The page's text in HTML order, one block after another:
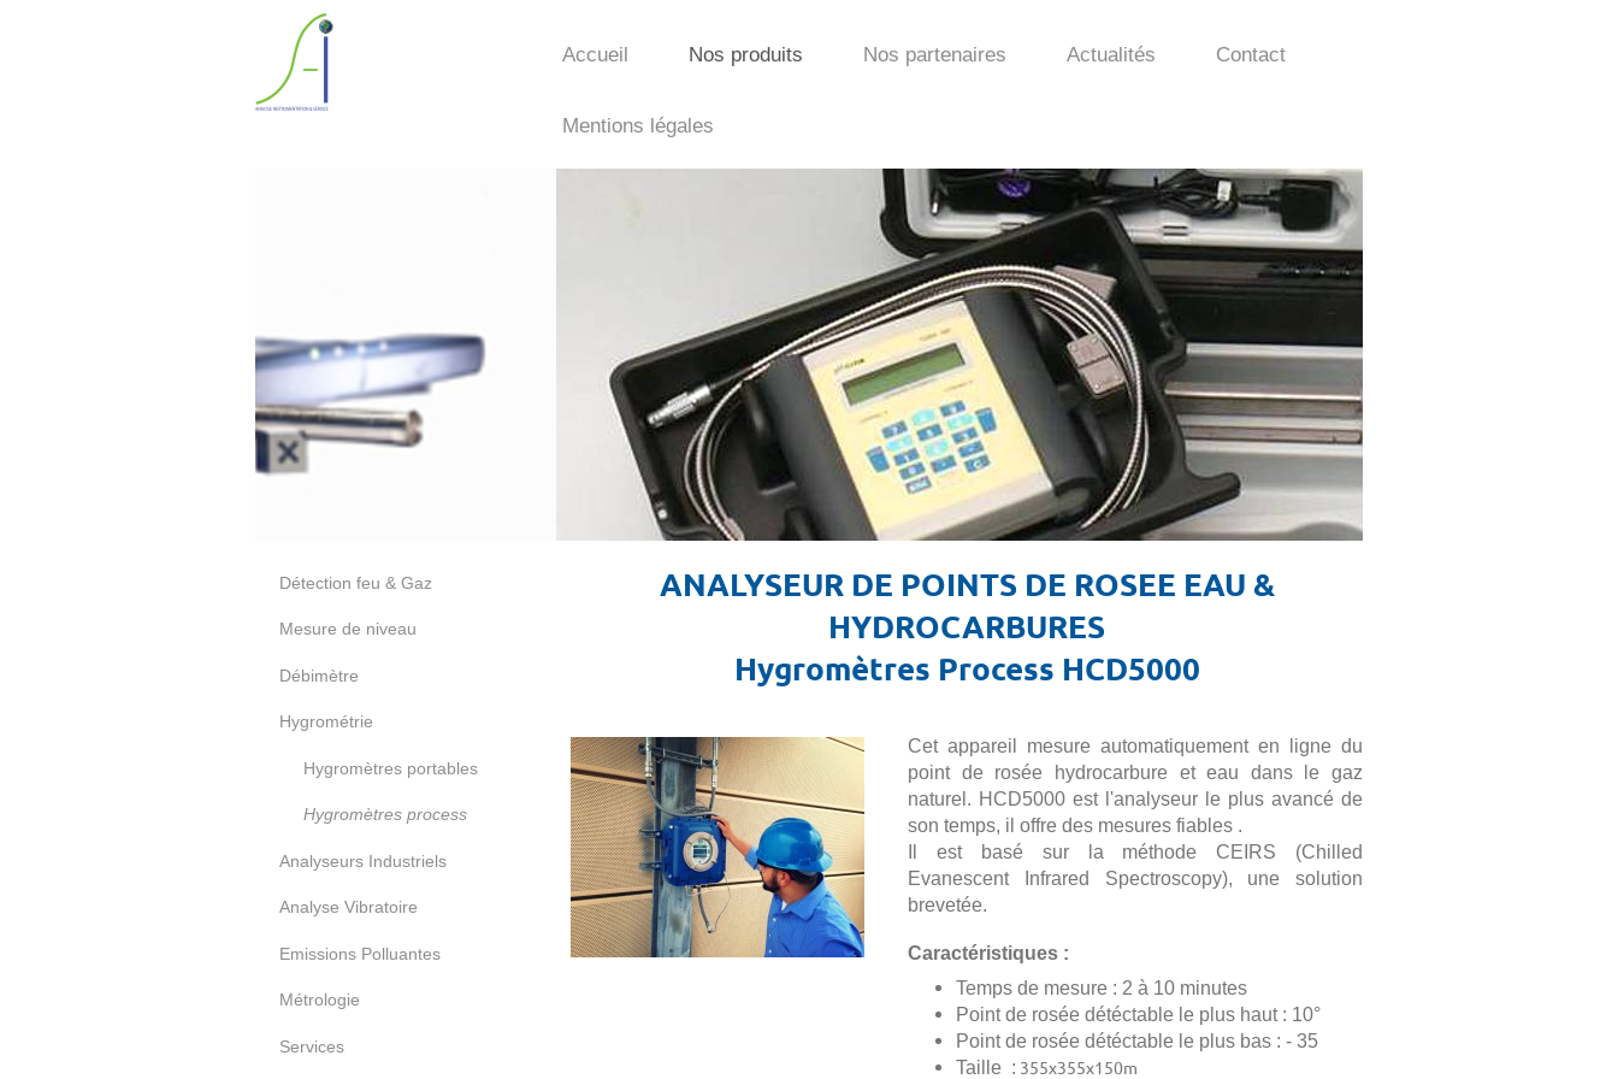
Accueil Nos produits Nos partenaires Actualités Contact
Mentions légales
ANALYSEUR DE POINTS DE ROSEE EAU &
HYDROCARBURES
Hygromètres Process HCD5000
Cet appareil mesure automatiquement en ligne du
point de rosée hydrocarbure et eau dans le gaz
naturel. HCD5000 est l'analyseur le plus avancé de
son temps, il offre des mesures fiables .
Il est basé sur la méthode CEIRS (Chilled
Evanescent Infrared Spectroscopy), une solution
brevetée.
Caractéristiques :
Temps de mesure : 2 à 10 minutes
Point de rosée détéctable le plus haut : 10°
Point de rosée détéctable le plus bas : - 35
Taille : 355x355x150m
Détection feu & Gaz
Mesure de niveau
Débimètre
Hygrométrie
Hygromètres portables
Hygromètres process
Analyseurs Industriels
Analyse Vibratoire
Emissions Polluantes
Métrologie
Services